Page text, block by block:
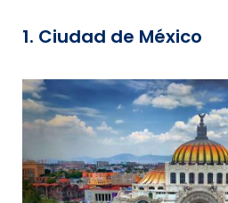
1. Ciudad de México